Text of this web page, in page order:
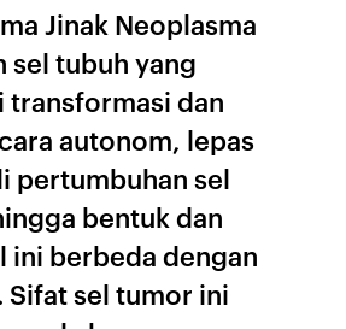
Jinak Neoplasma
sel tubuh yang
transformasi dan
autonom, lepas
pertumbuhan sel
bentuk dan
ini berbeda dengan
Sifat sel tumor ini